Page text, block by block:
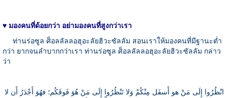
♥ มองคนที่ด้อยกว่า อย่ามองคนที่สูงกว่าเรา
ท่านร่อซูล ศ็อลลัลลอฮุอะลัยฮิวะซัลลัม สอนเราให้มองคนที่มีฐานะต่ำ
กว่า ยากจนลำบากกว่าเรา ท่านร่อซูล ศ็อลลัลลอฮุอะลัยฮิวะซัลลัม กล่าว
ว่า
انْظُرُوا إِلَى مَنْ هو أَسفَل مِنْكُمْ وَلا تَنْظُرُوا إِلَى مَنْ هُوَ فَوقَكُم؛ فهُوَ أَجْدَرُ أَن لا